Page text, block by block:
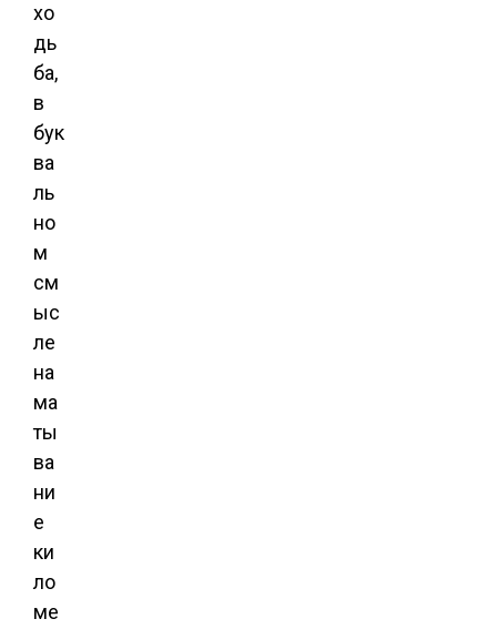
хо
дь
ба,
в
бук
ва
ль
но
м
см
ыс
ле
на
ма
ты
ва
ни
е
ки
ло
ме